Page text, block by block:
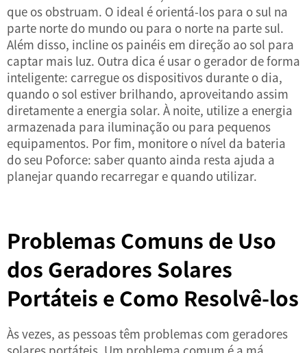
que os obstruam. O ideal é orientá-los para o sul na
parte norte do mundo ou para o norte na parte sul.
Além disso, incline os painéis em direção ao sol para
captar mais luz. Outra dica é usar o gerador de forma
inteligente: carregue os dispositivos durante o dia,
quando o sol estiver brilhando, aproveitando assim
diretamente a energia solar. À noite, utilize a energia
armazenada para iluminação ou para pequenos
equipamentos. Por fim, monitore o nível da bateria
do seu Poforce: saber quanto ainda resta ajuda a
planejar quando recarregar e quando utilizar.
Problemas Comuns de Uso
dos Geradores Solares
Portáteis e Como Resolvê-los
Às vezes, as pessoas têm problemas com geradores